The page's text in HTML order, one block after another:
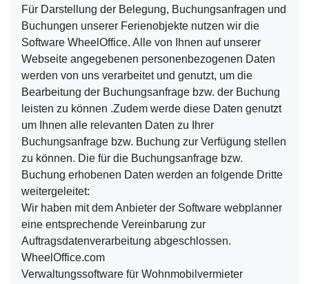
Für Darstellung der Belegung, Buchungsanfragen und
Buchungen unserer Ferienobjekte nutzen wir die
Software WheelOffice. Alle von Ihnen auf unserer
Webseite angegebenen personenbezogenen Daten
werden von uns verarbeitet und genutzt, um die
Bearbeitung der Buchungsanfrage bzw. der Buchung
leisten zu können .Zudem werde diese Daten genutzt
um Ihnen alle relevanten Daten zu Ihrer
Buchungsanfrage bzw. Buchung zur Verfügung stellen
zu können. Die für die Buchungsanfrage bzw.
Buchung erhobenen Daten werden an folgende Dritte
weitergeleitet:
Wir haben mit dem Anbieter der Software webplanner
eine entsprechende Vereinbarung zur
Auftragsdatenverarbeitung abgeschlossen.
WheelOffice.com
Verwaltungssoftware für Wohnmobilvermieter